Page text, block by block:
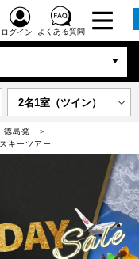
ログイン よくある質問
2名1室（ツイン）
徳島発
キーツアー